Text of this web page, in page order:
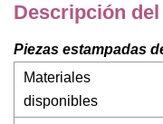
Descripción
Piezas estampadas
Materiales
disponibles